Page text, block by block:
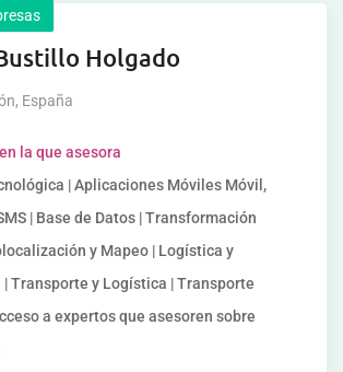
Holgado
, España
la que asesora
| Aplicaciones Móviles Móvil,
| Base de Datos | Transformación
y Mapeo | Logística y
Transporte y Logística | Transporte
a expertos que asesoren sobre